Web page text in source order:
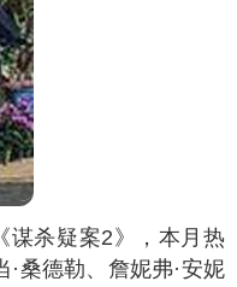
谋杀疑案2》，本月热
·桑德勒、詹妮弗·安妮